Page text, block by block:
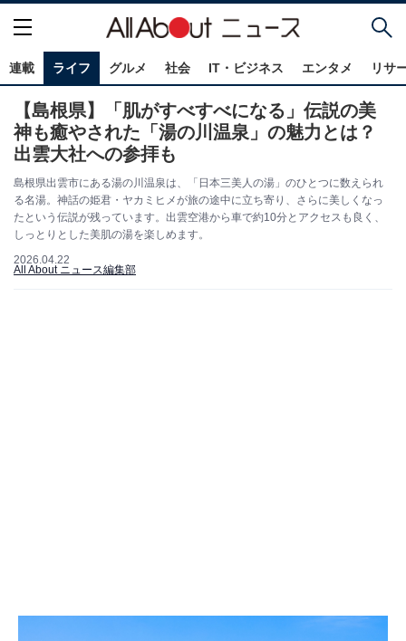
連載 ライフ グルメ 社会 IT・ビジネス エンタメ リサ
【島根県】「肌がすべすべになる」伝説の美
神も癒やされた「湯の川温泉」の魅力とは？
出雲大社への参拝も
島根県出雲市にある湯の川温泉は、「日本三美人の湯」のひとつに数えられ
る名湯。神話の姫君・ヤカミヒメが旅の途中に立ち寄り、さらに美しくなっ
たという伝説が残っています。出雲空港から車で約10分とアクセスも良く、
しっとりとした美肌の湯を楽しめます。
2026.04.22
All About ニュース編集部